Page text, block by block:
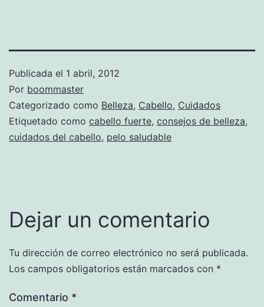
Publicada el 1 abril, 2012
Por boommaster
Categorizado como Belleza, Cabello, Cuidados
Etiquetado como cabello fuerte, consejos de belleza,
cuidados del cabello, pelo saludable
Dejar un comentario
Tu dirección de correo electrónico no será publicada.
Los campos obligatorios están marcados con *
Comentario *